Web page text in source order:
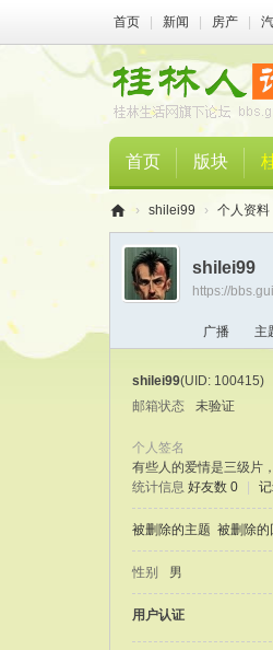
首页 新闻 房产
首页 版块
桂
人
› shilei99 › 个人资料
shilei99
https://
广播 主
shilei99(UID: 100415)
邮箱状态
未验证
个人签名
有些人的爱情是三级
统计信息 好友数 0
被删除的主题 被删除的
性别 男
用户认证